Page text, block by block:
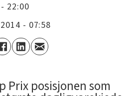
- 22:00
- 07:58
Prix posisjonen som